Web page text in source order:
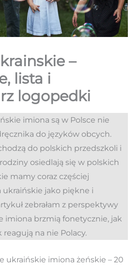
–
lista i
logopedki
imiona są w Polsce nie
do języków obcych.
do polskich przedszkoli i
osiedlają się w polskich
mamy coraz częściej
ukraińskie jako piękne i
zebrałam z perspektywy
imiona brzmią fonetycznie, jak
na nie Polacy.
ukraińskie imiona żeńskie – 20